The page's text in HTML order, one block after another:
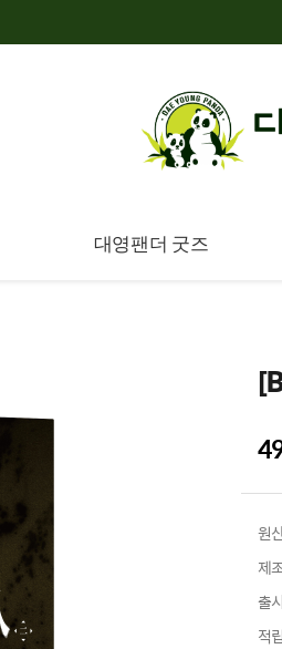
대영팬더 굿즈
원
제
출
적